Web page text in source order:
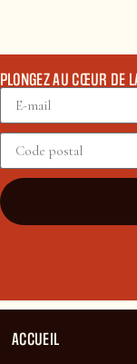
PLONGEZ AU CŒUR DE
ACCUEIL